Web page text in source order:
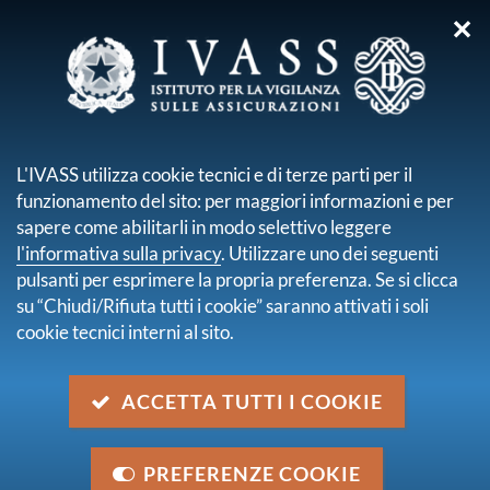
sei qui:
Bollettino di Vigilanza - Anno X
- N. 4 - Aprile 2022
data
Ultimo aggiornamento
30 maggio 2022
Condividi su:
✕
L'IVASS utilizza cookie tecnici e di terze parti per il
funzionamento del sito: per maggiori informazioni e per
sapere come abilitarli in modo selettivo leggere
l'informativa sulla privacy. Utilizzare uno dei seguenti
pulsanti per esprimere la propria preferenza. Se si clicca
su “Chiudi/Rifiuta tutti i cookie” saranno attivati i soli
cookie tecnici interni al sito.
ACCETTA TUTTI I COOKIE
PREFERENZE COOKIE